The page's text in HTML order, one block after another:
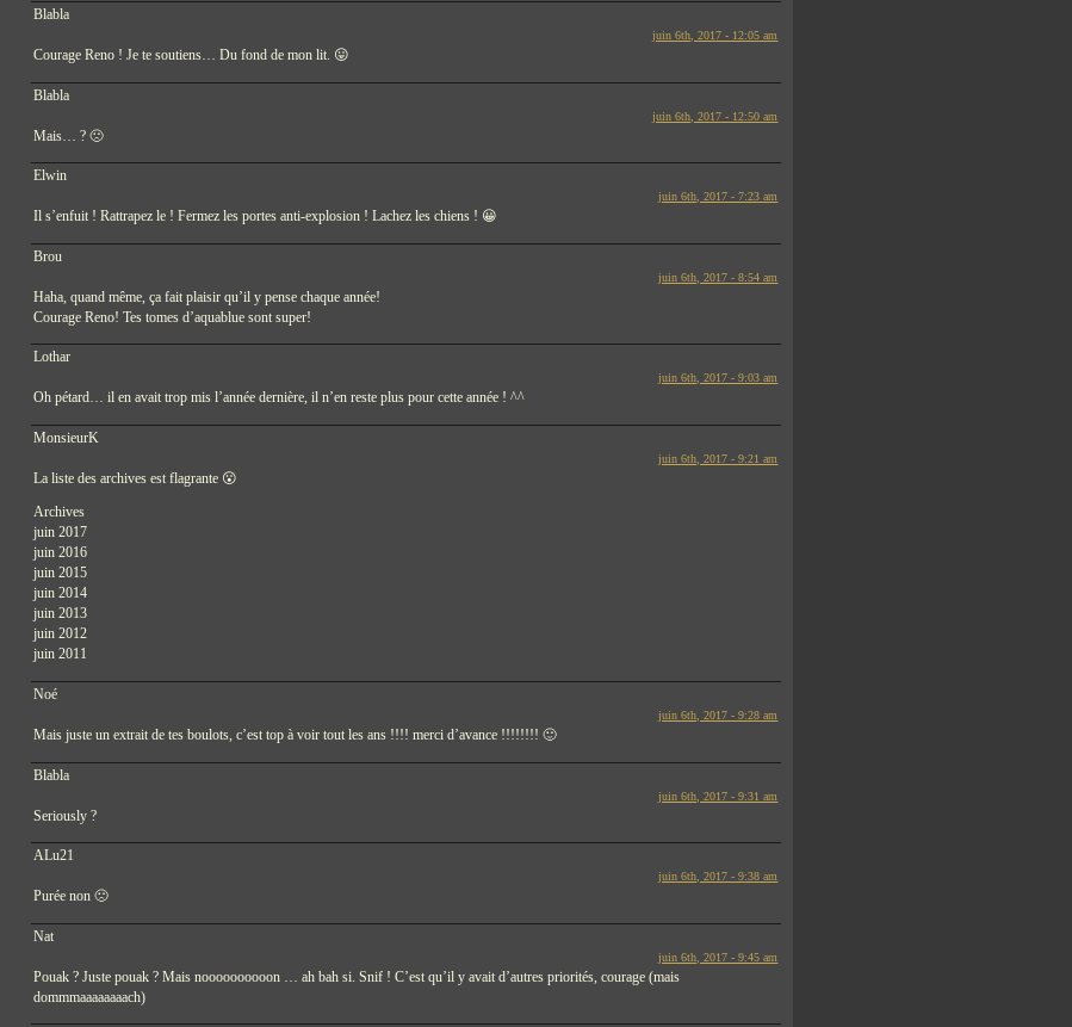
Blabla
juin 6th, 2017 - 12:05 am
Courage Reno ! Je te soutiens… Du fond de mon lit. 😛
Blabla
juin 6th, 2017 - 12:50 am
Mais… ? 🙁
Elwin
juin 6th, 2017 - 7:23 am
Il s’enfuit ! Rattrapez le ! Fermez les portes anti-explosion ! Lachez les chiens ! 😀
Brou
juin 6th, 2017 - 8:54 am
Haha, quand même, ça fait plaisir qu’il y pense chaque année!
Courage Reno! Tes tomes d’aquablue sont super!
Lothar
juin 6th, 2017 - 9:03 am
Oh pétard… il en avait trop mis l’année dernière, il n’en reste plus pour cette année ! ^^
MonsieurK
juin 6th, 2017 - 9:21 am
La liste des archives est flagrante 😮
Archives
juin 2017
juin 2016
juin 2015
juin 2014
juin 2013
juin 2012
juin 2011
Noé
juin 6th, 2017 - 9:28 am
Mais juste un extrait de tes boulots, c’est top à voir tout les ans !!!! merci d’avance !!!!!!!! 🙂
Blabla
juin 6th, 2017 - 9:31 am
Seriously ?
ALu21
juin 6th, 2017 - 9:38 am
Purée non 🙁
Nat
juin 6th, 2017 - 9:45 am
Pouak ? Juste pouak ? Mais noooooooooon … ah bah si. Snif ! C’est qu’il y avait d’autres priorités, courage (mais
dommmaaaaaaaach)